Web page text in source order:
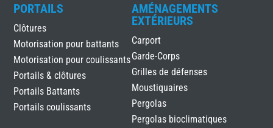
PORTAILS
Clôtures
Motorisation pour battants
Motorisation pour coulissants
Portails & clôtures
Portails Battants
Portails coulissants
AMÉNAGEMENTS
EXTÉRIEURS
Carport
Garde-Corps
Grilles de défenses
Moustiquaires
Pergolas
Pergolas bioclimatiques